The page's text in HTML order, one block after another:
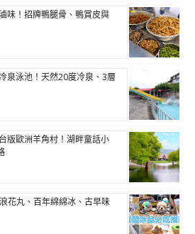
味！招牌鴨腿骨、鴨賞皮與
泉泳池！天然20度冷泉、3層
版歐洲羊角村！湖畔童話小
花丸、百年綿綿冰、古早味